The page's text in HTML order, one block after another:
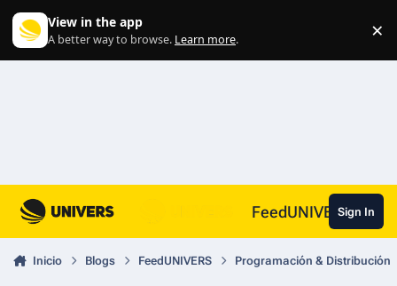
View in the app
A better way to browse. Learn more. ×
FeedUNIVERSSign In
Inicio Blogs FeedUNIVERS Programación & Distribución